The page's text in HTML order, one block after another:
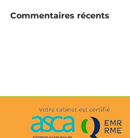
Commentaires récents